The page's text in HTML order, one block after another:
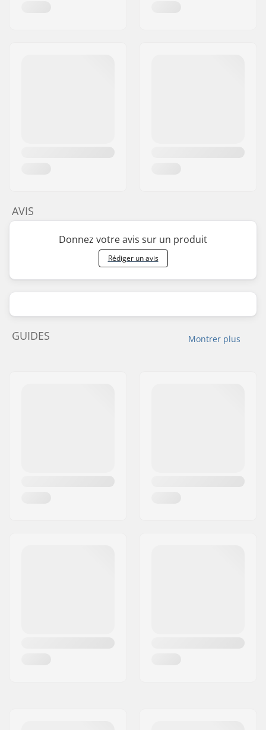
AVIS
Donnez votre avis sur un produit
Rédiger un avis
Montrer plus
GUIDES